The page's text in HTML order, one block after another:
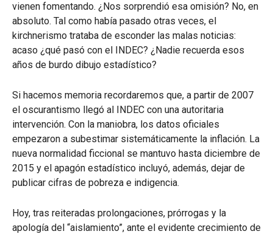
vienen fomentando. ¿Nos sorprendió esa omisión? No, en
absoluto. Tal como había pasado otras veces, el
kirchnerismo trataba de esconder las malas noticias:
acaso ¿qué pasó con el INDEC? ¿Nadie recuerda esos
años de burdo dibujo estadístico?
Si hacemos memoria recordaremos que, a partir de 2007
el oscurantismo llegó al INDEC con una autoritaria
intervención. Con la maniobra, los datos oficiales
empezaron a subestimar sistemáticamente la inflación. La
nueva normalidad ficcional se mantuvo hasta diciembre de
2015 y el apagón estadístico incluyó, además, dejar de
publicar cifras de pobreza e indigencia.
Hoy, tras reiteradas prolongaciones, prórrogas y la
apología del “aislamiento”, ante el evidente crecimiento de